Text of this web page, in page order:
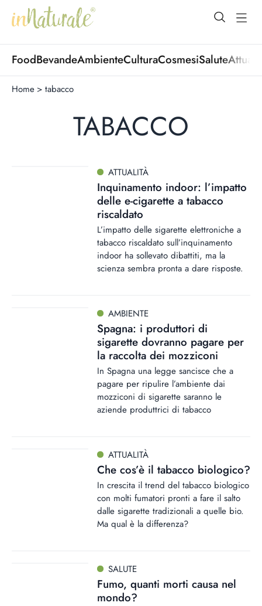
open
FoodBevandeAmbienteCulturaCosmesiSalute
Home > tabacco
TABACCO
ATTUALITÀ
Inquinamento indoor: l’impatto
delle e-cigarette a tabacco
riscaldato
L’impatto delle sigarette elettroniche a
tabacco riscaldato sull’inquinamento
indoor ha sollevato dibattiti, ma la
scienza sembra pronta a dare risposte.
AMBIENTE
Spagna: i produttori di
sigarette dovranno pagare per
la raccolta dei mozziconi
In Spagna una legge sancisce che a
pagare per ripulire l’ambiente dai
mozziconi di sigarette saranno le
aziende produttrici di tabacco
ATTUALITÀ
Che cos’è il tabacco biologico?
In crescita il trend del tabacco biologico
con molti fumatori pronti a fare il salto
dalle sigarette tradizionali a quelle bio.
Ma qual è la differenza?
SALUTE
Fumo, quanti morti causa nel
mondo?